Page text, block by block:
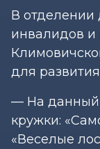
В отделении
инвалидов и
для
— На данный
кружки:
«Веселые